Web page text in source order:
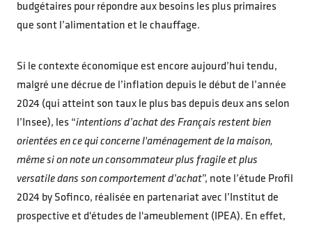
budgétaires pour répondre aux besoins les plus primaires
que sont l’alimentation et le chauffage.
Si le contexte économique est encore aujourd’hui tendu,
malgré une décrue de l’inflation depuis le début de l’année
2024 (qui atteint son taux le plus bas depuis deux ans selon
l’Insee), les “intentions d’achat des Français restent bien
orientées en ce qui concerne l'aménagement de la maison,
même si on note un consommateur plus fragile et plus
versatile dans son comportement d’achat”, note l’étude Profil
2024 by Sofinco, réalisée en partenariat avec l’Institut de
prospective et d'études de l'ameublement (IPEA). En effet,